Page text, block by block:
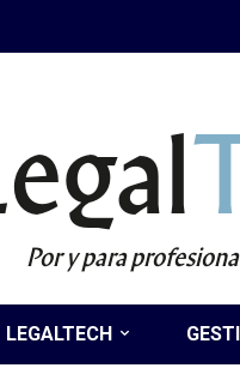
Por y para
LEGALTECH